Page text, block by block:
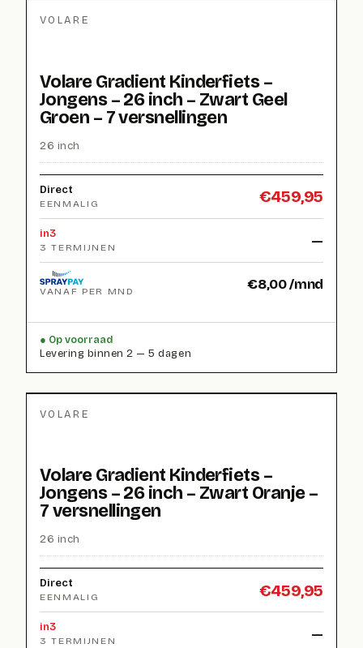
VOLARE
Volare Gradient Kinderfiets –
Jongens – 26 inch – Zwart Geel
Groen – 7 versnellingen
26 inch
Direct
EENMALIG €459,95
in3
3 TERMIJNEN —
VANAF PER MND €8,00/mnd
Op voorraad
Levering binnen 2 — 5 dagen
VOLARE
Volare Gradient Kinderfiets –
Jongens – 26 inch – Zwart Oranje –
7 versnellingen
26 inch
Direct
EENMALIG €459,95
in3
3 TERMIJNEN —